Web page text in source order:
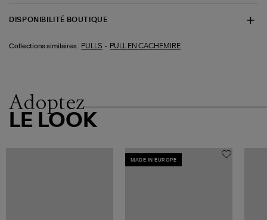
DISPONIBILITÉ BOUTIQUE
Collections similaires : PULLS - PULL EN CACHEMIRE
Adoptez
LE LOOK
MADE IN EUROPE